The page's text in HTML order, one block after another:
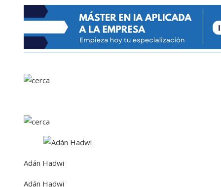
Adán Hadwi
Adán Hadwi